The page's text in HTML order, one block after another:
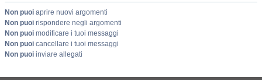
Non puoi aprire nuovi argomenti
Non puoi rispondere negli argomenti
Non puoi modificare i tuoi messaggi
Non puoi cancellare i tuoi messaggi
Non puoi inviare allegati